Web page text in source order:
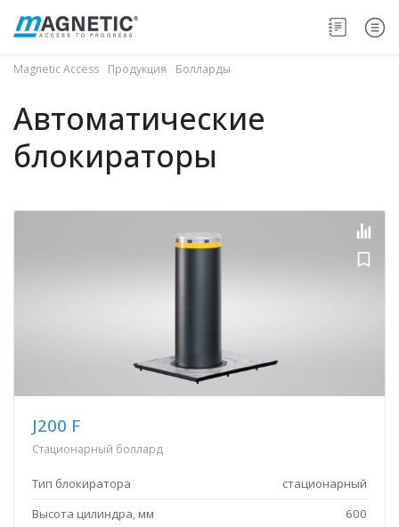
Magnetic Access Продукция Болларды
Автоматические
блокираторы
J200 F
Стационарный боллард
Тип блокиратора
стационарный
Высота цилиндра, мм
600